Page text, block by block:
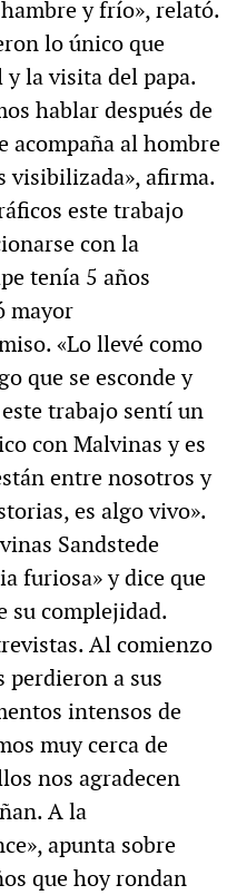
y frío», relató.
lo único que
la visita del papa.
hablar después de
acompaña al hombre
visibilizada», afirma.
este trabajo
con la
tenía 5 años
mayor
«Lo llevé como
que se esconde y
trabajo sentí un
con Malvinas y es
entre nosotros y
es algo vivo».
Sandstede
furiosa» y dice que
su complejidad.
Al comienzo
a sus
intensos de
muy cerca de
nos agradecen
A la
apunta sobre
que hoy rondan